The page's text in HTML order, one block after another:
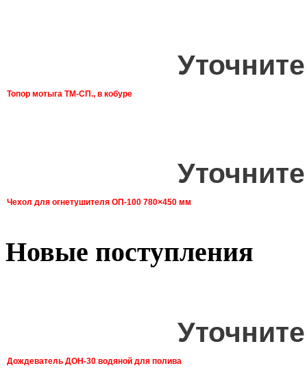
Топор мотыга ТМ-СП., в кобуре
Чехол для огнетушителя ОП-100 780×450 мм
Новые поступления
Дождеватель ДОН-30 водяной для полива